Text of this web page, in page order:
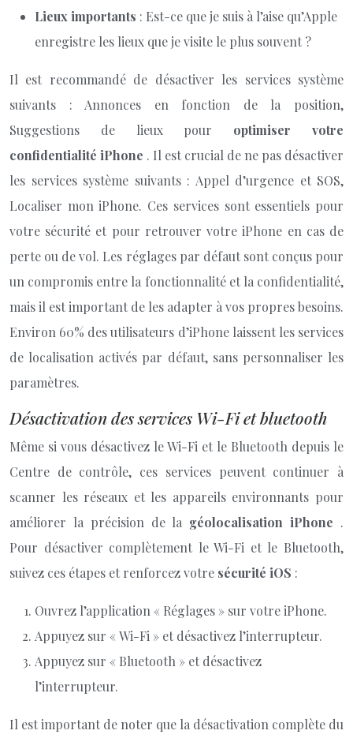
Lieux importants : Est-ce que je suis à l’aise qu’Apple
enregistre les lieux que je visite le plus souvent ?
Il est recommandé de désactiver les services système
suivants : Annonces en fonction de la position,
Suggestions de lieux pour optimiser votre
confidentialité iPhone . Il est crucial de ne pas désactiver
les services système suivants : Appel d’urgence et SOS,
Localiser mon iPhone. Ces services sont essentiels pour
votre sécurité et pour retrouver votre iPhone en cas de
perte ou de vol. Les réglages par défaut sont conçus pour
un compromis entre la fonctionnalité et la confidentialité,
mais il est important de les adapter à vos propres besoins.
Environ 60% des utilisateurs d’iPhone laissent les services
de localisation activés par défaut, sans personnaliser les
paramètres.
Désactivation des services Wi-Fi et bluetooth
Même si vous désactivez le Wi-Fi et le Bluetooth depuis le
Centre de contrôle, ces services peuvent continuer à
scanner les réseaux et les appareils environnants pour
améliorer la précision de la géolocalisation iPhone .
Pour désactiver complètement le Wi-Fi et le Bluetooth,
suivez ces étapes et renforcez votre sécurité iOS :
Ouvrez l’application « Réglages » sur votre iPhone.
Appuyez sur « Wi-Fi » et désactivez l’interrupteur.
Appuyez sur « Bluetooth » et désactivez
l’interrupteur.
Il est important de noter que la désactivation complète du